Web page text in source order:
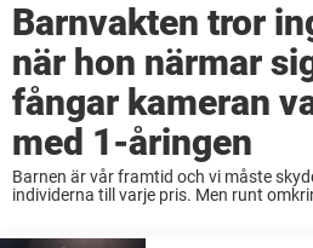
Barnvakten tror
när hon närmar
fångar kameran
med 1-åringen
Barnen är vår framtid och vi måste
individerna till varje pris. Men runt